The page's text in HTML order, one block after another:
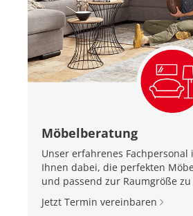
Möbelberatung
Unser erfahrenes
Ihnen dabei, die perfekten
und passend zur Raumgröße
Jetzt Termin vereinbaren